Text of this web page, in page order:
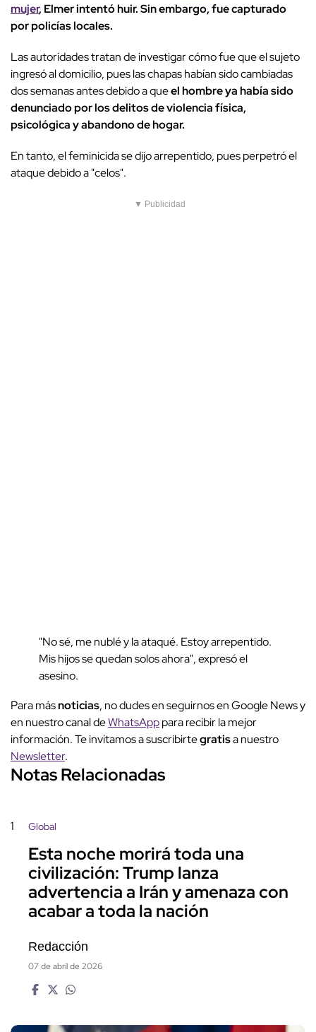
mujer, Elmer intentó huir. Sin embargo, fue capturado
por policías locales.
Las autoridades tratan de investigar cómo fue que el sujeto
ingresó al domicilio, pues las chapas habían sido cambiadas
dos semanas antes debido a queel hombre ya había sido
denunciado por los delitos de violencia física,
psicológica y abandono de hogar.
En tanto, el feminicida se dijo arrepentido, pues perpetró el
ataque debido a "celos".
▼ Publicidad
"No sé, me nublé y la ataqué. Estoy arrepentido.
Mis hijos se quedan solos ahora", expresó el
asesino.
Para másnoticias, no dudes en seguirnos en Google News y
en nuestro canal deWhatsApppara recibir la mejor
información. Te invitamos a suscribirtegratisa nuestro
Newsletter.
Notas Relacionadas
1 Global
Esta noche morirá toda una
civilización: Trump lanza
advertencia a Irán y amenaza con
acabar a toda la nación
Redacción
07 de abril de 2026